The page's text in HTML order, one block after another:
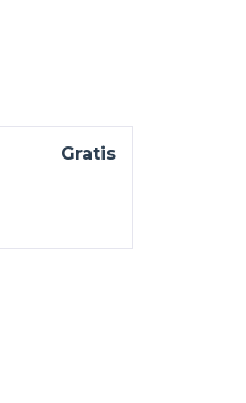
Gratis